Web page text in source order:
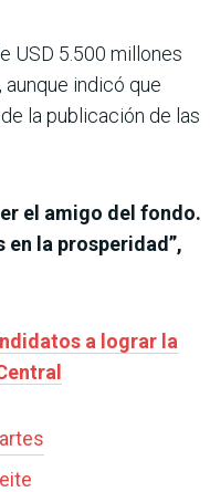
USD 5.500 millones
indicó que
la publicación de las
el amigo del fondo.
la prosperidad”,
a lograr la